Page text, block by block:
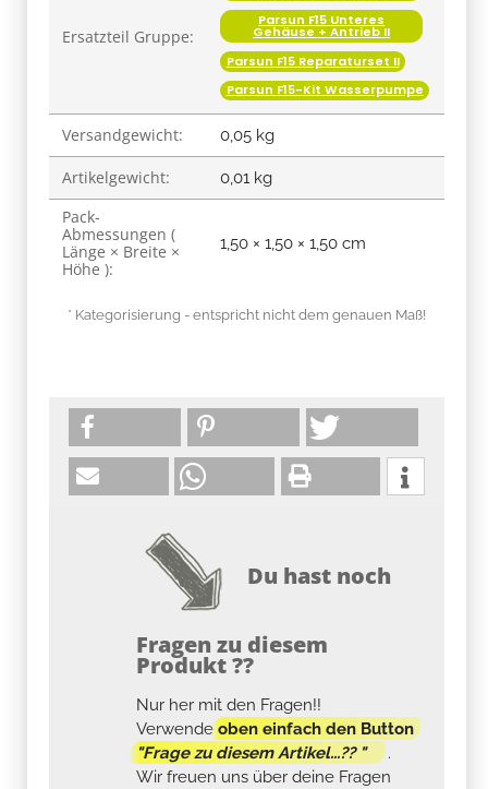
Ersatzteil Gruppe:
Parsun F15 Unteres
Gehäuse + Antrieb II
Parsun F15 Reparaturset II
Parsun F15-Kit Wasserpumpe
Versandgewicht: 0,05 kg
Artikelgewicht: 0,01 kg
Pack-
Abmessungen (
Länge × Breite ×
Höhe ):
1,50 × 1,50 × 1,50 cm
* Kategorisierung - entspricht nicht dem genauen Maß!
Du hast noch
Fragen zu diesem
Produkt ??
Nur her mit den Fragen!!
Verwendeoben einfach den Button
"Frage zu diesem Artikel...?? "
.
Wir freuen uns über deine Fragen